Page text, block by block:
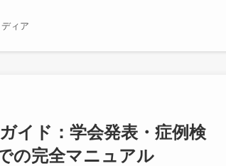
ィア
イド：学会発表・症例検
の完全マニュアル